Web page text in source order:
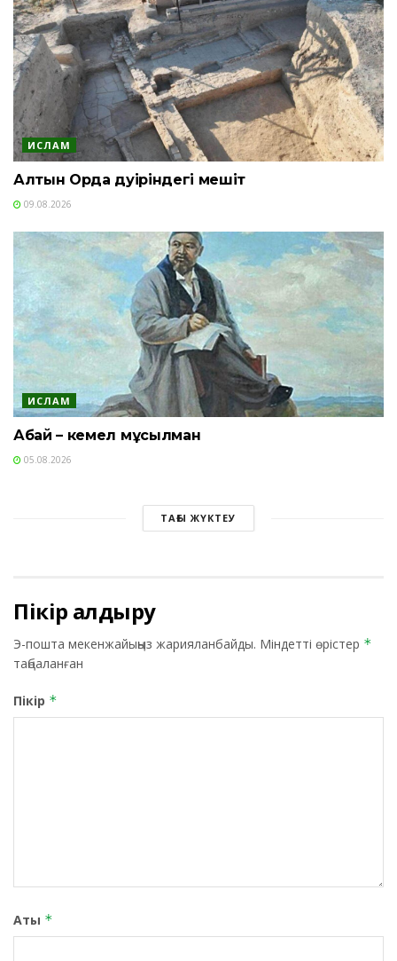
ИСЛАМ
Алтын Орда дәуіріндегі мешіт
09.08.2026
ИСЛАМ
Абай – кемел мұсылман
05.08.2026
ТАҒЫ ЖҮКТЕУ
Пікір қалдыру
Э-пошта мекенжайыңыз жарияланбайды. Міндетті өрістер *
таңбаланған
Пікір *
Аты *